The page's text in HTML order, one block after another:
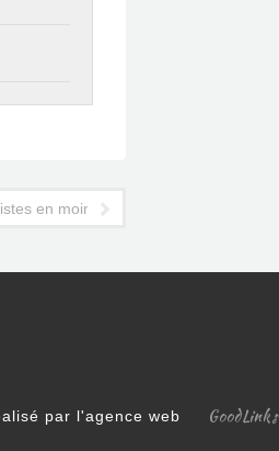
en moins et 22.000 emplois perdus
par l'agence web GoodLinks